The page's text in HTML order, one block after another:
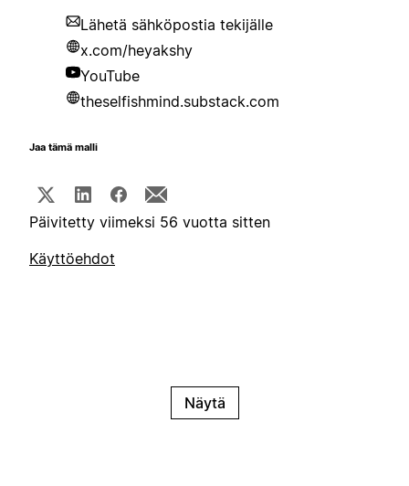
Lähetä sähköpostia tekijälle
x.com/heyakshy
YouTube
theselfishmind.substack.com
Jaa tämä malli
Päivitetty viimeksi 56 vuotta sitten
Käyttöehdot
Näytä